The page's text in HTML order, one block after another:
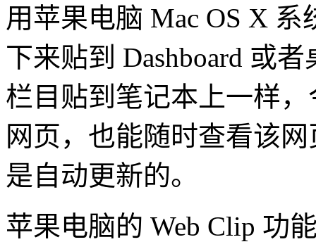
用苹果电脑 Mac OS X
下来贴到 Dashboard 或
栏目贴到笔记本上一样
网页，也能随时查看该
是自动更新的。
苹果电脑的 Web Clip 功